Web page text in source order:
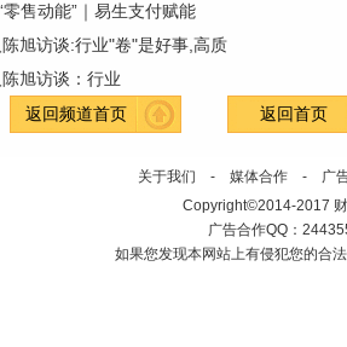
零售动能”｜易生支付赋能
旭访谈:行业"卷"是好事,高质
旭访谈：行业
返回频道首页
返回首页
关于我们 - 媒体合作 - 广
Copyright©2014-2017
广告合作QQ：
如果您发现本网站上有侵犯您的合